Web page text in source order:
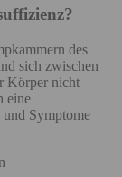
des
sich zwischen
Körper nicht
eine
Symptome